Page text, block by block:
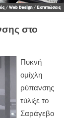
στο
Πυκνή
ομίχλη
ρύπανσης
τύλιξε το
Σαράγεβο